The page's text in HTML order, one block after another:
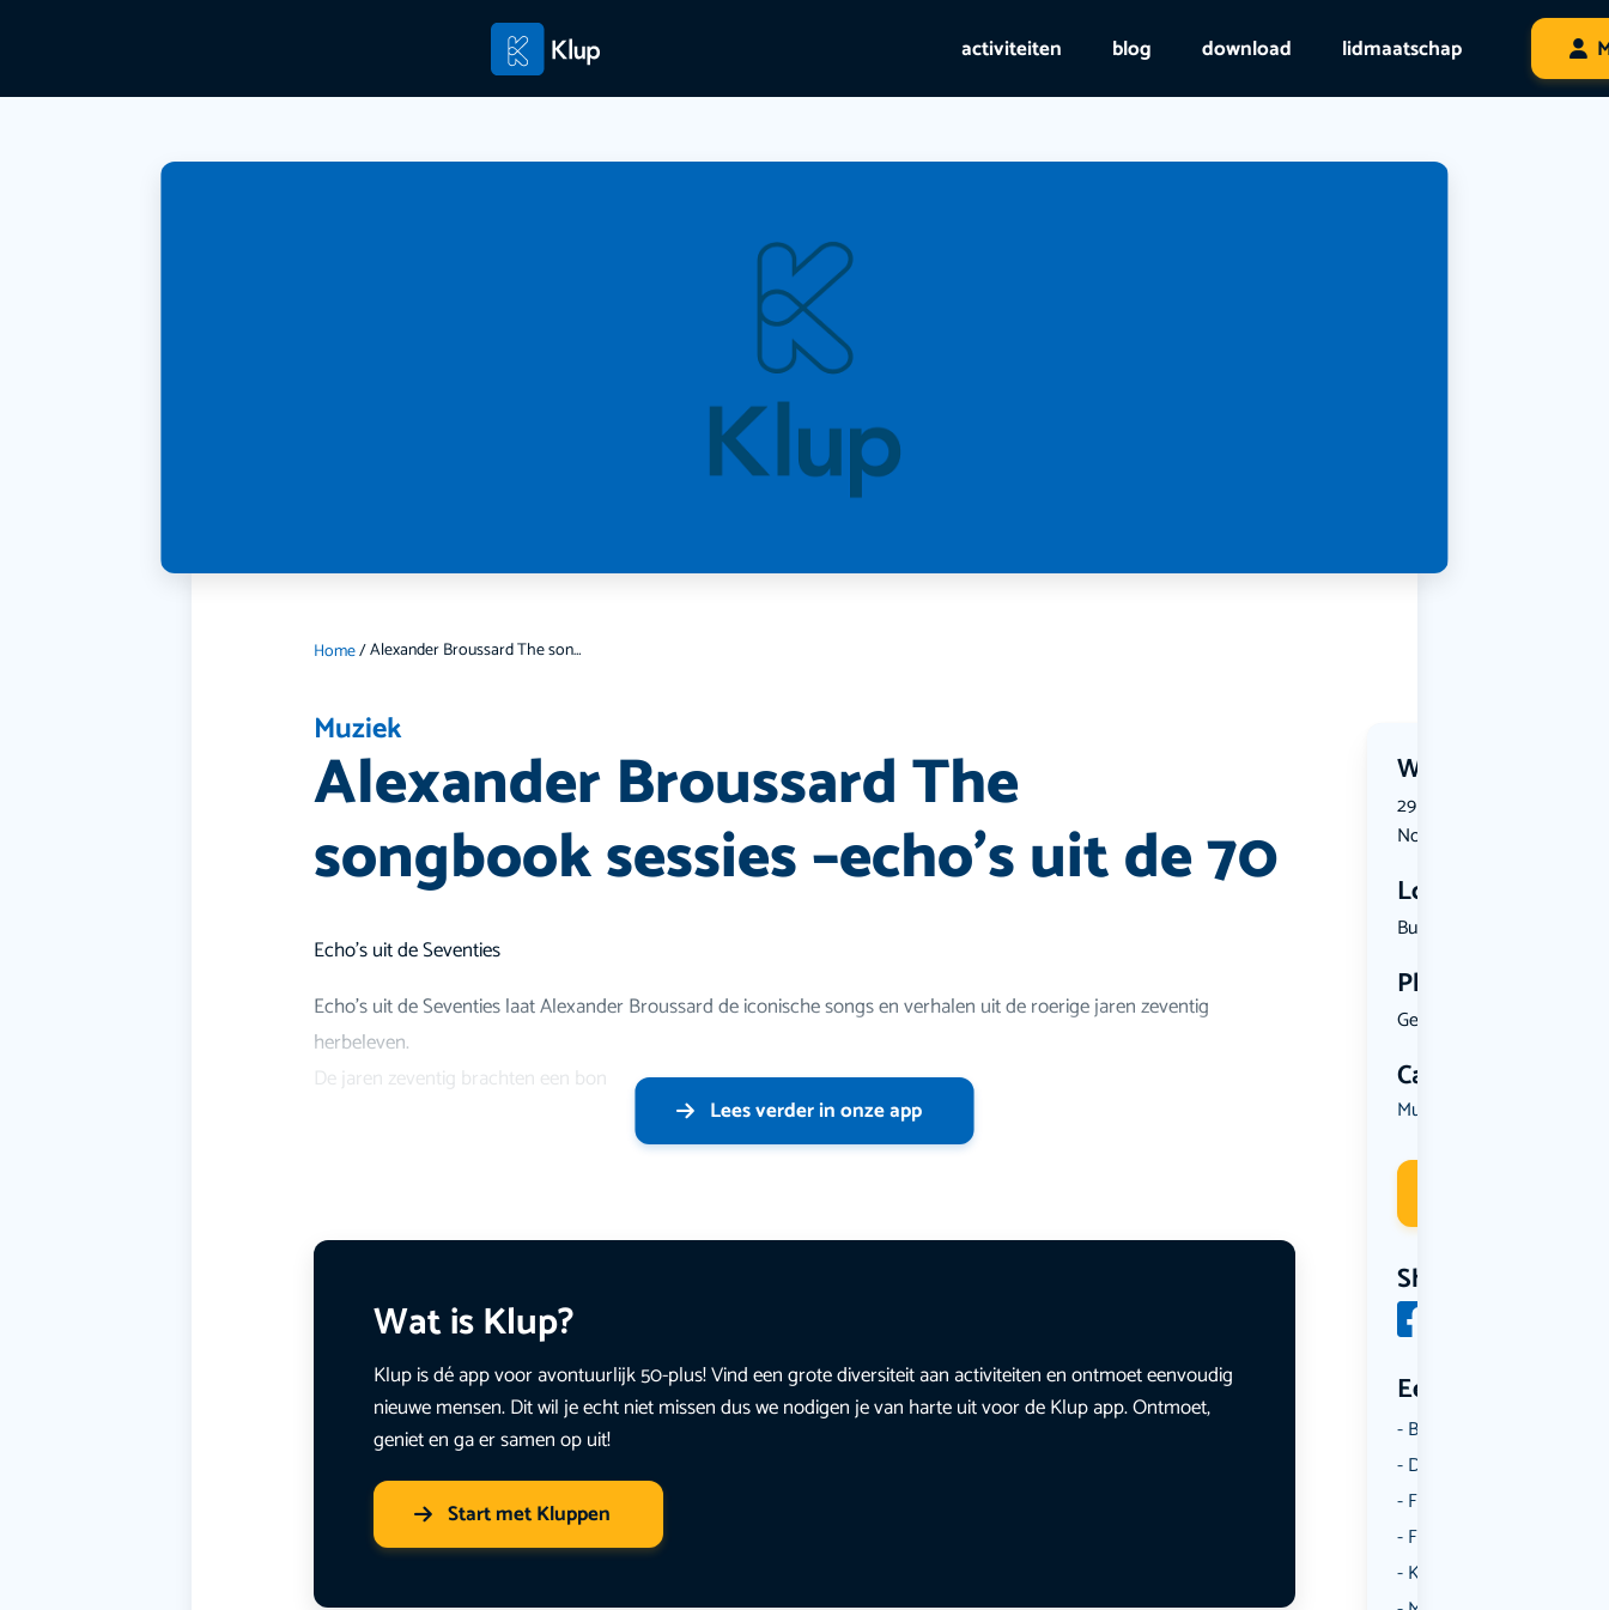
activiteiten blog download lidmaatschap
Home/ Alexander Broussard The songbook sessies –echo’s uit de 70
Muziek
Alexander Broussard The
songbook sessies –echo’s uit de 70
Wanneer?
29 November 2026 |
November 2026 | 17:00
Locatie
Burgemeest...
Plekken
Geen limiet
Categorie
Muziek
Share
Een aantal
Borrelen
Dansen
Fietsen
Film
Kunst & Cultuur
Echo’s uit de Seventies
Echo’s uit de Seventies laat Alexander Broussard de iconische songs en verhalen uit de roerige jaren zeventig
herbeleven.
De jaren zeventig brachten een bon
Lees verder in onze app
Wat is Klup?
Klup is dé app voor avontuurlijk 50-plus! Vind een grote diversiteit aan activiteiten en ontmoet eenvoudig
nieuwe mensen. Dit wil je echt niet missen dus we nodigen je van harte uit voor de Klup app. Ontmoet,
geniet en ga er samen op uit!
Start met Kluppen